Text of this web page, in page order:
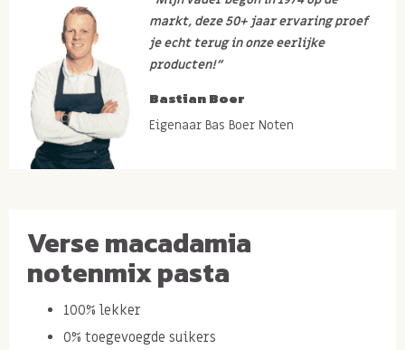
markt, deze 50+ jaar ervaring proef
je echt terug in onze eerlijke
producten!”
Bastian Boer
Eigenaar Bas Boer Noten
Verse macadamia
notenmix pasta
100% lekker
0% toegevoegde suikers